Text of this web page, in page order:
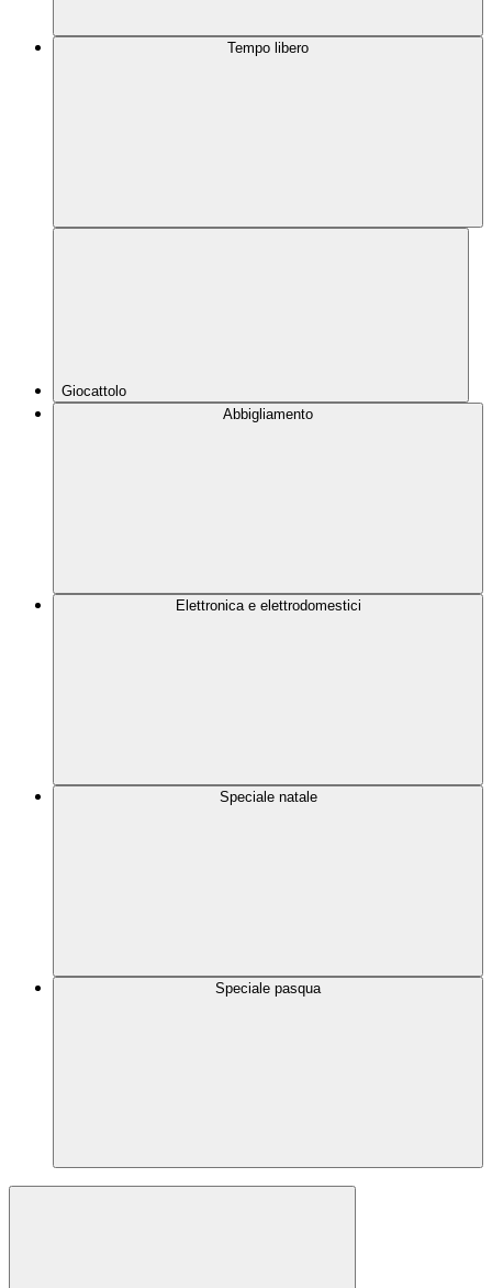
Tempo libero
Giocattolo
Abbigliamento
Elettronica e elettrodomestici
Speciale natale
Speciale pasqua